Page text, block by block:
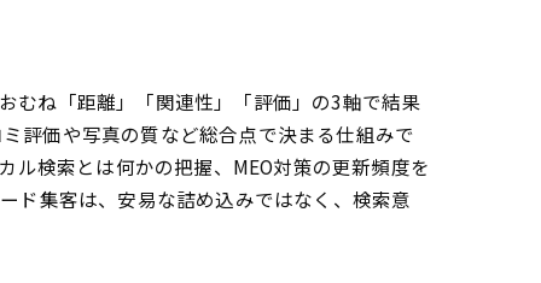
大へ
むね「距離」「関連性」「評価」の3軸で結果
評価や写真の質など総合点で決まる仕組みで
ル検索とは何かの把握、MEO対策の更新頻度を
ド集客は、安易な詰め込みではなく、検索意